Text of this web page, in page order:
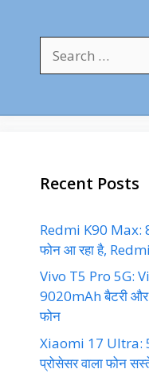
for:
Recent Posts
Redmi K90 Max:
फोन आ रहा है,
Vivo T5 Pro 5G:
9020mAh बैटरी और
फोन
Xiaomi 17 Ultra:
प्रोसेसर वाला फोन